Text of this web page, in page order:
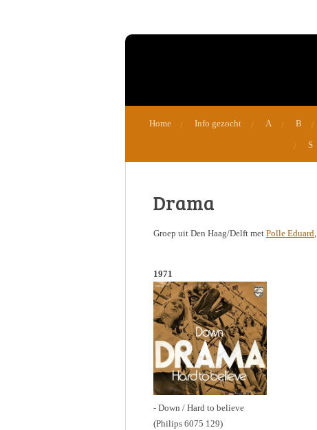
Home Info gezocht A B
S
Drama
Groep uit Den Haag/Delft met Polle Eduard,
1971
- Down / Hard to believe
(Philips 6075 129)